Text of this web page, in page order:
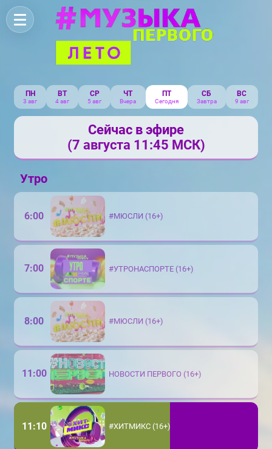
ПН
3 авг
ВТ
4 авг
СР
5 авг
ЧТ
Вчера
ПТ
Сегодня
СБ
Завтра
ВС
9 авг
Сейчас в эфире
(7 августа 11:45 МСК)
Утро
6:00 #МЮСЛИ (16+)
7:00 #УТРОНАСПОРТЕ (16+)
8:00 #МЮСЛИ (16+)
11:00 НОВОСТИ ПЕРВОГО (16+)
11:10 #ХИТМИКС (16+)